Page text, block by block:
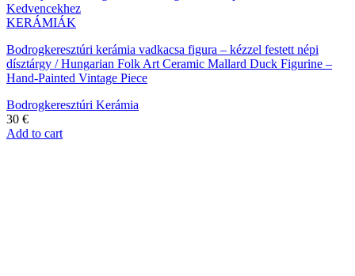
Kedvencekhez
KERÁMIÁK
Bodrogkeresztúri kerámia vadkacsa figura – kézzel festett népi
dísztárgy / Hungarian Folk Art Ceramic Mallard Duck Figurine –
Hand-Painted Vintage Piece
Bodrogkeresztúri Kerámia
30 €
Add to cart